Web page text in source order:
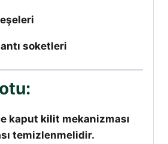
soketleri
kaput kilit mekanizması
temizlenmelidir.